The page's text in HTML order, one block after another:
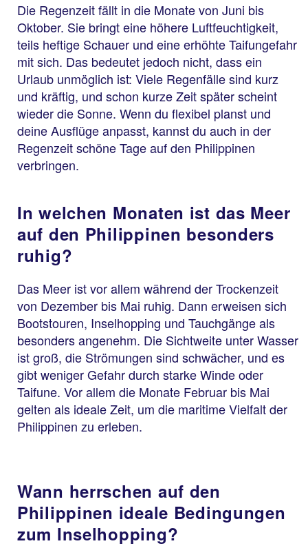
Die Regenzeit fällt in die Monate von Juni bis
Oktober. Sie bringt eine höhere Luftfeuchtigkeit,
teils heftige Schauer und eine erhöhte Taifungefahr
mit sich. Das bedeutet jedoch nicht, dass ein
Urlaub unmöglich ist: Viele Regenfälle sind kurz
und kräftig, und schon kurze Zeit später scheint
wieder die Sonne. Wenn du flexibel planst und
deine Ausflüge anpasst, kannst du auch in der
Regenzeit schöne Tage auf den Philippinen
verbringen.
In welchen Monaten ist das Meer
auf den Philippinen besonders
ruhig?
Das Meer ist vor allem während der Trockenzeit
von Dezember bis Mai ruhig. Dann erweisen sich
Bootstouren, Inselhopping und Tauchgänge als
besonders angenehm. Die Sichtweite unter Wasser
ist groß, die Strömungen sind schwächer, und es
gibt weniger Gefahr durch starke Winde oder
Taifune. Vor allem die Monate Februar bis Mai
gelten als ideale Zeit, um die maritime Vielfalt der
Philippinen zu erleben.
Wann herrschen auf den
Philippinen ideale Bedingungen
zum Inselhopping?